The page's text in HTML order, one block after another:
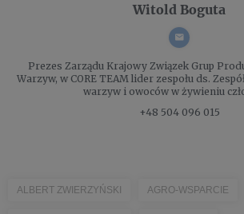
Witold Boguta
Prezes Zarządu Krajowy Związek Grup
Warzyw, w CORE TEAM lider zespołu ds.
warzyw i owoców w żywieniu
+48 504 096 015
ALBERT ZWIERZYŃSKI AGRO-WSPARCIE